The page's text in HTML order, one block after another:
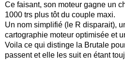
Ce faisant, son moteur gagne un
1000 trs plus tôt du couple maxi.
Un nom simplifié (le R disparait),
cartographie moteur optimisée et
Voila ce qui distinge la Brutale
passent et elle les suit en étant